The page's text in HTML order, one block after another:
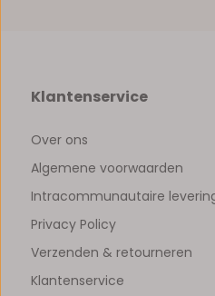
Klantenservice
Over ons
Algemene voorwaarden
Intracommunautaire
Privacy Policy
Verzenden & retourneren
Klantenservice